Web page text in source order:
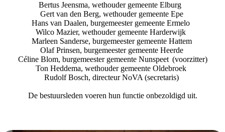
Bertus Jeensma, wethouder gemeente Elburg
Gert van den Berg, wethouder gemeente Epe
Hans van Daalen, burgemeester gemeente Ermelo
Wilco Mazier, wethouder gemeente Harderwijk
Marleen Sanderse, burgemeester gemeente Hattem
Olaf Prinsen, burgemeester gemeente Heerde
Céline Blom, burgemeester gemeente Nunspeet (voorzitter)
Ton Heddema, wethouder gemeente Oldebroek
Rudolf Bosch, directeur NoVA (secretaris)
De bestuursleden voeren hun functie onbezoldigd uit.